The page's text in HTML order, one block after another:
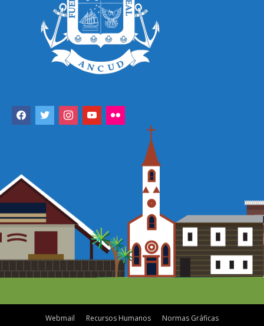
facebooktwitter instagramyoutubeflickr
Webmail Recursos Humanos Normas Gráficas